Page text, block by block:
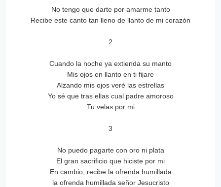
No tengo que darte por amarme tanto
Recibe este canto tan lleno de llanto de mi corazón
2
Cuando la noche ya extienda su manto
Mis ojos en llanto en ti fijare
Alzando mis ojos veré las estrellas
Yo sé que tras ellas cual padre amoroso
Tu velas por mi
3
No puedo pagarte con oro ni plata
El gran sacrificio que hiciste por mi
En cambio, recibe la ofrenda humillada
la ofrenda humillada señor Jesucristo